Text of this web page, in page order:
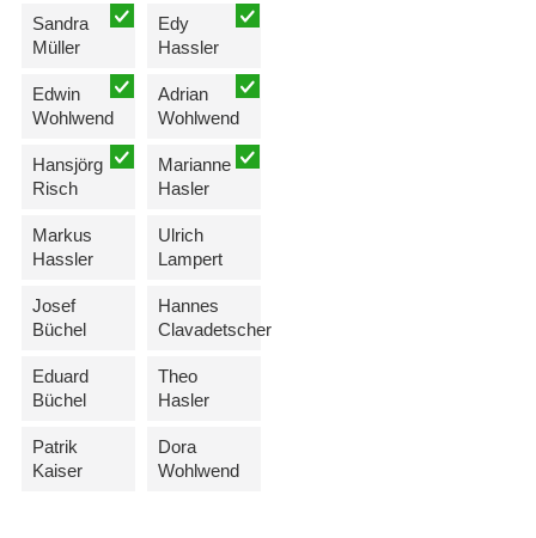
Sandra
Müller
Edwin
Wohlwend
Hansjörg
Risch
Markus
Hassler
Josef
Büchel
Eduard
Büchel
Patrik
Kaiser
Edy
Hassler
Adrian
Wohlwend
Marianne
Hasler
Ulrich
Lampert
Hannes
Clavadetscher
Theo
Hasler
Dora
Wohlwend